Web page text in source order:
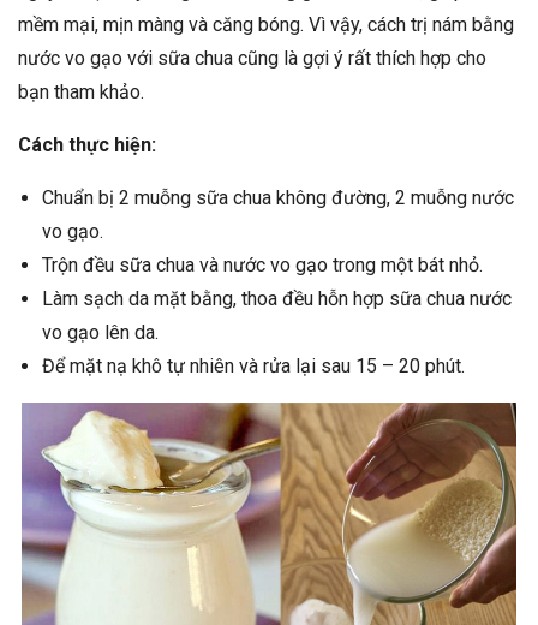
mềm mại, mịn màng và căng bóng. Vì vậy, cách trị nám bằng
nước vo gạo với sữa chua cũng là gợi ý rất thích hợp cho
bạn tham khảo.
Cách thực hiện:
Chuẩn bị 2 muỗng sữa chua không đường, 2 muỗng nước
vo gạo.
Trộn đều sữa chua và nước vo gạo trong một bát nhỏ.
Làm sạch da mặt bằng, thoa đều hỗn hợp sữa chua nước
vo gạo lên da.
Để mặt nạ khô tự nhiên và rửa lại sau 15 – 20 phút.